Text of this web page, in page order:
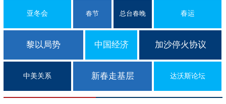
亚冬会 春节 总台春晚 春运
黎以局势 中国经济 加沙停火协议
中美关系 新春走基层 达沃斯论坛